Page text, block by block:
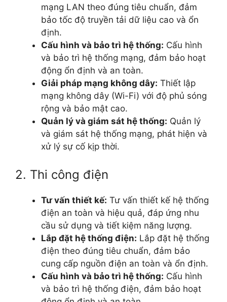
mạng LAN theo đúng tiêu chuẩn, đảm
bảo tốc độ truyền tải dữ liệu cao và ổn
định.
Cấu hình và bảo trì hệ thống: Cấu hình
và bảo trì hệ thống mạng, đảm bảo hoạt
động ổn định và an toàn.
Giải pháp mạng không dây: Thiết lập
mạng không dây (Wi-Fi) với độ phủ sóng
rộng và bảo mật cao.
Quản lý và giám sát hệ thống: Quản lý
và giám sát hệ thống mạng, phát hiện và
xử lý sự cố kịp thời.
2. Thi công điện
Tư vấn thiết kế: Tư vấn thiết kế hệ thống
điện an toàn và hiệu quả, đáp ứng nhu
cầu sử dụng và tiết kiệm năng lượng.
Lắp đặt hệ thống điện: Lắp đặt hệ thống
điện theo đúng tiêu chuẩn, đảm bảo
cung cấp nguồn điện an toàn và ổn định.
Cấu hình và bảo trì hệ thống: Cấu hình
và bảo trì hệ thống điện, đảm bảo hoạt